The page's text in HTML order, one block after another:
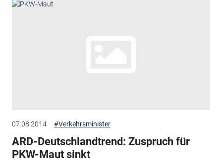
07.08.2014 #Verkehrsminister
ARD-Deutschlandtrend: Zuspruch für
PKW-Maut sinkt